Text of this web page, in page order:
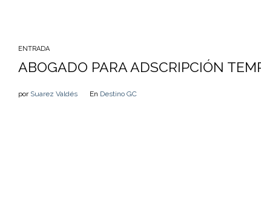
ENTRADA
ABOGADO PARA ADSCRIPCIÓN
por Suarez Valdés En Destino GC